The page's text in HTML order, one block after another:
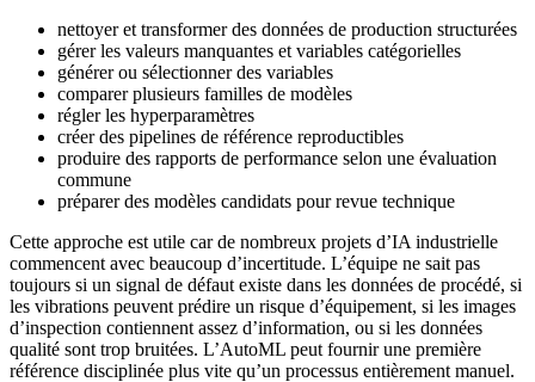
nettoyer et transformer des données de production structurées
gérer les valeurs manquantes et variables catégorielles
générer ou sélectionner des variables
comparer plusieurs familles de modèles
régler les hyperparamètres
créer des pipelines de référence reproductibles
produire des rapports de performance selon une évaluation
commune
préparer des modèles candidats pour revue technique
Cette approche est utile car de nombreux projets d’IA industrielle
commencent avec beaucoup d’incertitude. L’équipe ne sait pas
toujours si un signal de défaut existe dans les données de procédé, si
les vibrations peuvent prédire un risque d’équipement, si les images
d’inspection contiennent assez d’information, ou si les données
qualité sont trop bruitées. L’AutoML peut fournir une première
référence disciplinée plus vite qu’un processus entièrement manuel.